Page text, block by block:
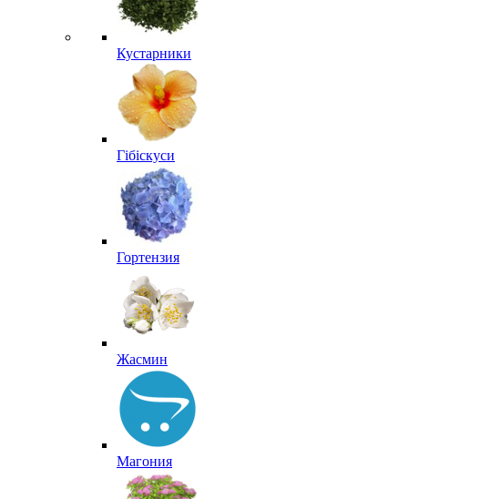
Кустарники
Гібіскуси
Гортензия
Жасмин
Магония